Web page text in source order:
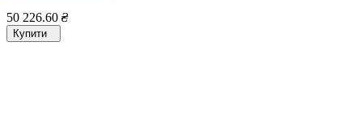
50 226.60 ₴
Купити